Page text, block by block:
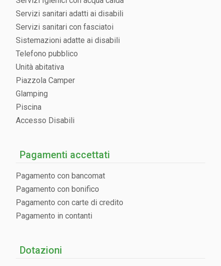
Servizi sanitari adatti ai disabili
Servizi sanitari con fasciatoi
Sistemazioni adatte ai disabili
Telefono pubblico
Unità abitativa
Piazzola Camper
Glamping
Piscina
Accesso Disabili
Pagamenti accettati
Pagamento con bancomat
Pagamento con bonifico
Pagamento con carte di credito
Pagamento in contanti
Dotazioni